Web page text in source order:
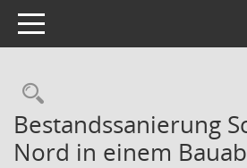
Toggle navigation
Rechercheauswahl
Bestandssanierung
Nord in einem